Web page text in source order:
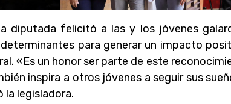
diputada felicitó a las y los jóvenes
para generar un impacto
«Es un honor ser parte de este
inspira a otros jóvenes a seguir sus
la legisladora.